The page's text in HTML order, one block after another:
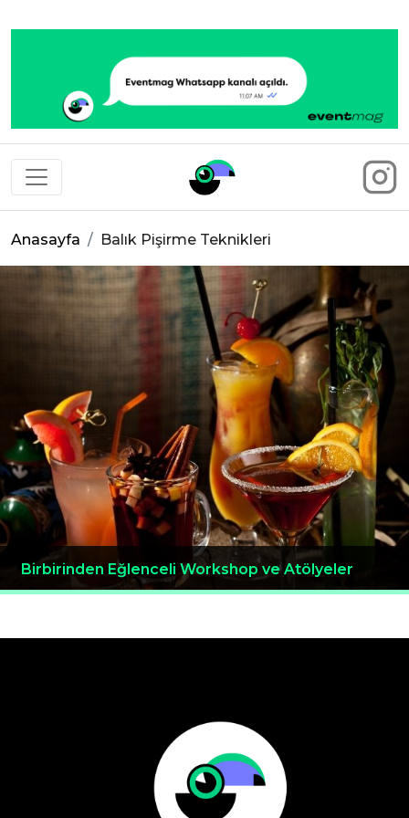
Eventmag
Anasayfa Balık Pişirme Teknikleri
Birbirinden Eğlenceli Workshop ve Atölyeler